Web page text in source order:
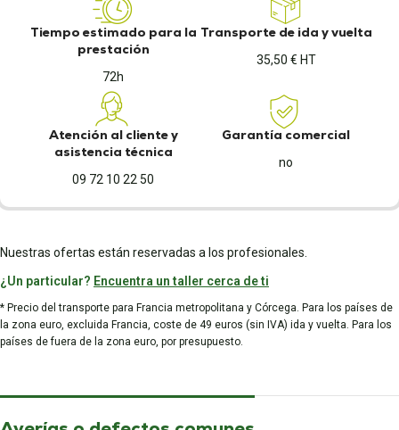
Tiempo estimado para la
prestación
72h
Transporte de ida y vuelta
35,50 € HT
Atención al cliente y
asistencia técnica
09 72 10 22 50
Garantía comercial
no
Nuestras ofertas están reservadas a los profesionales.
¿Un particular? Encuentra un taller cerca de ti
* Precio del transporte para Francia metropolitana y Córcega. Para los países de
la zona euro, excluida Francia, coste de 49 euros (sin IVA) ida y vuelta. Para los
países de fuera de la zona euro, por presupuesto.